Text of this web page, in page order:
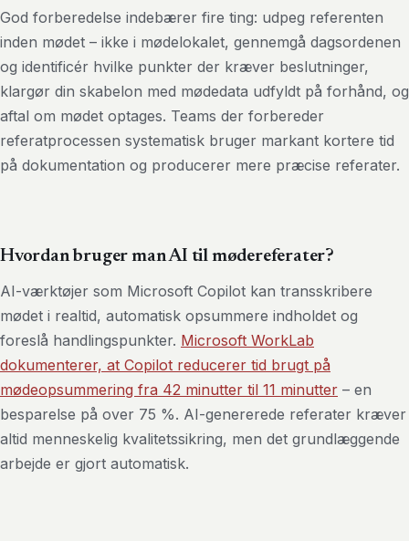
God forberedelse indebærer fire ting: udpeg referenten
inden mødet – ikke i mødelokalet, gennemgå dagsordenen
og identificér hvilke punkter der kræver beslutninger,
klargør din skabelon med mødedata udfyldt på forhånd, og
aftal om mødet optages. Teams der forbereder
referatprocessen systematisk bruger markant kortere tid
på dokumentation og producerer mere præcise referater.
Hvordan bruger man AI til mødereferater?
AI-værktøjer som Microsoft Copilot kan transskribere
mødet i realtid, automatisk opsummere indholdet og
foreslå handlingspunkter. Microsoft WorkLab
dokumenterer, at Copilot reducerer tid brugt på
mødeopsummering fra 42 minutter til 11 minutter – en
besparelse på over 75 %. AI-genererede referater kræver
altid menneskelig kvalitetssikring, men det grundlæggende
arbejde er gjort automatisk.